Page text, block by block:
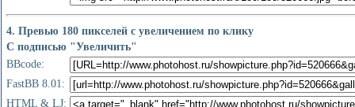
4. Превью 180 пикселей с увеличением по клику
С подписью "Увеличить"
BBcode:
FastBB 8.01:
HTML & LJ: